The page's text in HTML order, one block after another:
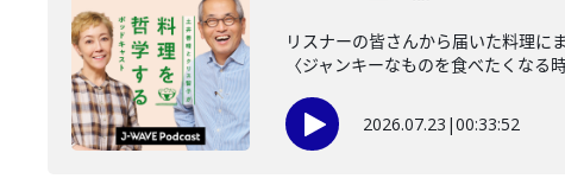
リスナーの皆さんから届いた料理に
〈ジャンキーなものを食べたくなる
2026.07.23 |00:33:52